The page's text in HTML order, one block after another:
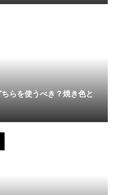
らを使うべき？焼き色と